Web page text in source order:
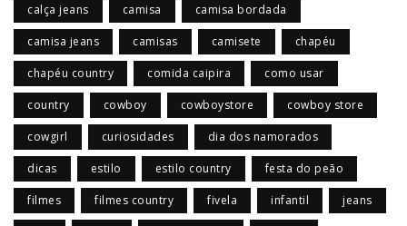
calça jeans camisa camisa bordada
camisa jeans camisas camisete chapéu
chapéu country comida caipira como usar
country cowboy cowboystore cowboy store
cowgirl curiosidades dia dos namorados
dicas estilo estilo country festa do peão
filmes filmes country fivela infantil jeans